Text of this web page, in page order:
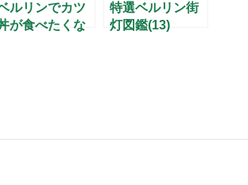
ルリンでカツ
が食べたくな
特選ベルリン街
灯図鑑(13)